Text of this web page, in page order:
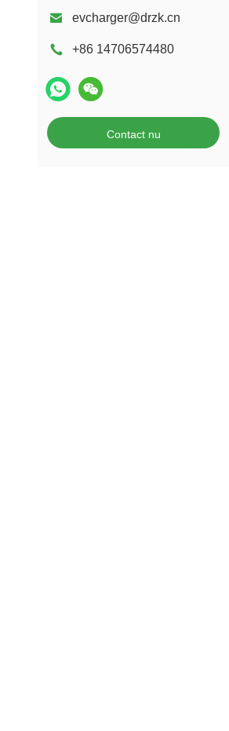
evcharger@drzk.cn
+86 14706574480
Contact nu